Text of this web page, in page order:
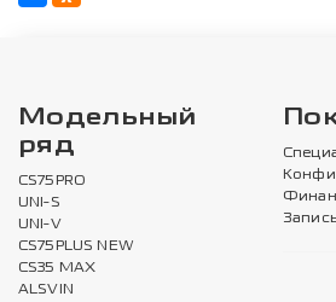
Модельный
ряд
CS75PRO
UNI-S
UNI-V
CS75PLUS NEW
CS35 MAX
ALSVIN